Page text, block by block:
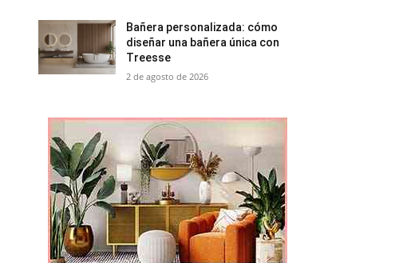
Bañera personalizada: cómo
diseñar una bañera única con
Treesse
2 de agosto de 2026